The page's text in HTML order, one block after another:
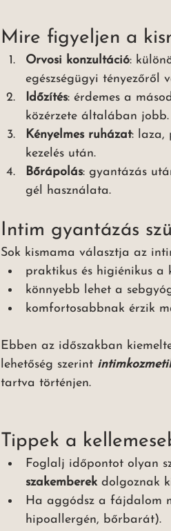
Mire figyeljen a
Orvosi konzultáció:
egészségügyi tényezőről
Időzítés: érdemes a
közérzete általában jobb.
Kényelmes ruházat: laza,
kezelés után.
Bőrápolás: gyantázás
gél használata.
Intim gyantázás
Sok kismama választja az
praktikus és higiénikus a
könnyebb lehet a
komfortosabbnak érzik
Ebben az időszakban
lehetőség szerint
tartva történjen.
Tippek a
Foglalj időpontot olyan
szakemberek dolgoznak
Ha aggódsz a fájdalom
hipoallergén, bőrbarát).